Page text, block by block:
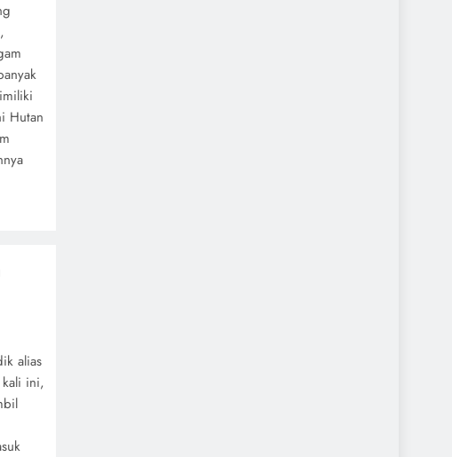
Hutan
alias
ini,